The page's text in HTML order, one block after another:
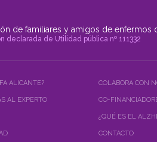
de familiares y amigos de enfermos
declarada de Utilidad pública nº 111332
ALICANTE?
AL EXPERTO
COLABORA CON
CO-
¿QUÉ ES EL
CONTACTO